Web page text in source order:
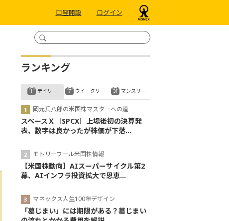
口座開設 ログイン
ランキング
デイリー
岡元兵八郎の米国株マスターへの道
スペースＸ［SPCX］上場後初の決算発
表、数字は良かったが株価が下落...
モトリーフール米国株情報
【米国株動向】AIスーパーサイクル第2
幕、AIインフラ投資拡大で恩恵...
マネックス人生100年デザイン
「墓じまい」には期限がある？墓じまい
ウイークリー マンスリー